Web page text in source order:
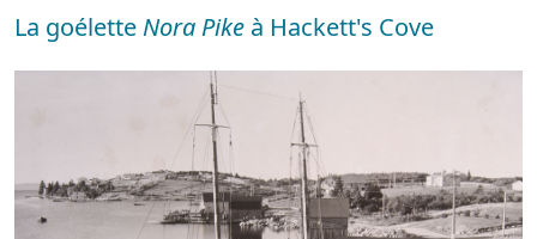
La goéletteNora Pike à Hackett's Cove